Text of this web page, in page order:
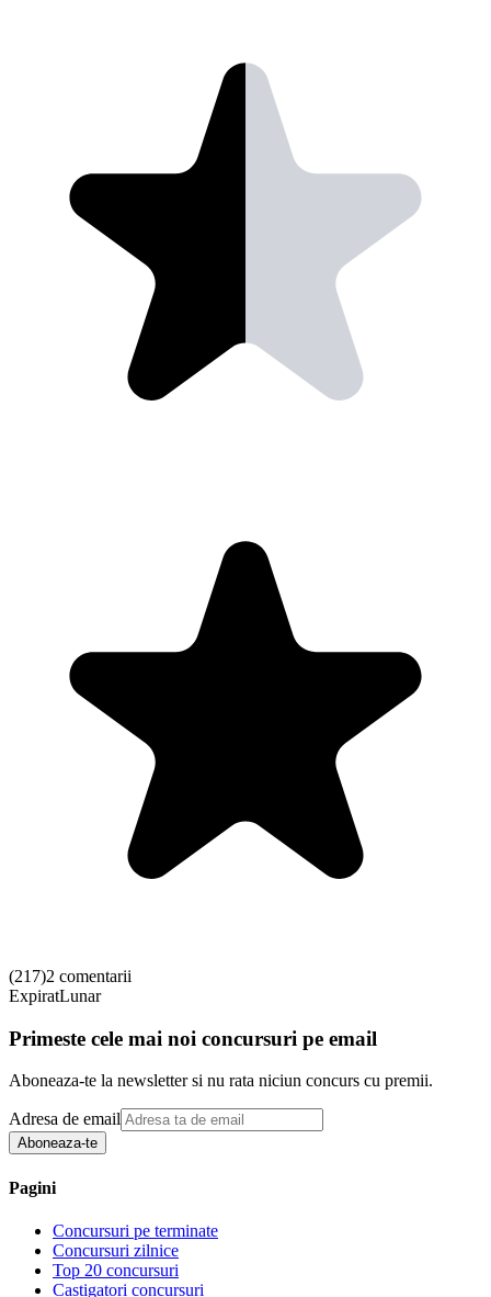
(217)2 comentarii
ExpiratLunar
Primeste cele mai noi concursuri pe email
Aboneaza-te la newsletter si nu rata niciun concurs cu premii.
Adresa de email
Aboneaza-te
Pagini
Concursuri pe terminate
Concursuri zilnice
Top 20 concursuri
Castigatori concursuri